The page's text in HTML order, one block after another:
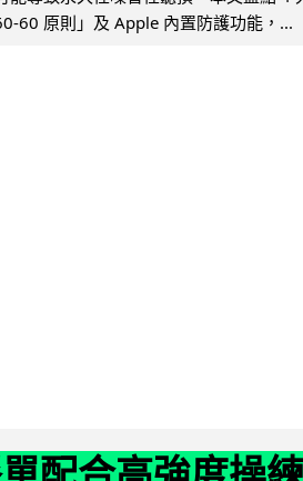
60 原則」及 Apple 內置防護功能，...